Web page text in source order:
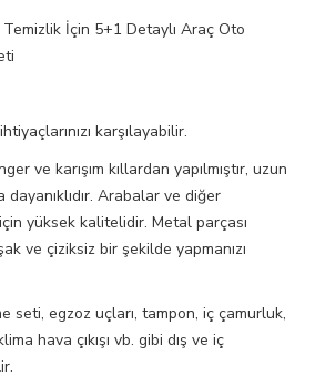
Temizlik İçin 5+1 Detaylı Araç Oto
karşılayabilir.
ve karışım kıllardan yapılmıştır, uzun
Arabalar ve diğer
yüksek kalitelidir. Metal parçası
ve çiziksiz bir şekilde yapmanızı
seti, egzoz uçları, tampon, iç çamurluk,
hava çıkışı vb. gibi dış ve iç